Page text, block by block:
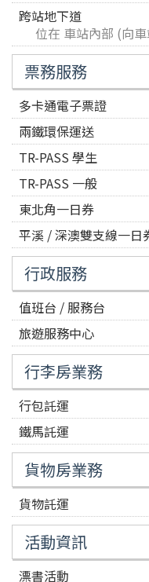
跨站地下道
位在 車站內部 (向
票務服務
多卡通電子票證
兩鐵環保運送
TR-PASS 學生
TR-PASS 一般
東北角一日券
平溪 / 深澳雙支線一日
行政服務
值班台 / 服務台
旅遊服務中心
行李房業務
行包託運
鐵馬託運
貨物房業務
貨物託運
活動資訊
漂書活動